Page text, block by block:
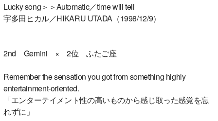
Lucky song＞＞Automatic／time will tell
宇多田ヒカル／HIKARU UTADA（1998/12/9）
2nd Gemini × 2位 ふたご座
Remember the sensation you got from something highly
entertainment-oriented.
「エンターテイメント性の高いものから感じ取った感覚を忘
れずに」